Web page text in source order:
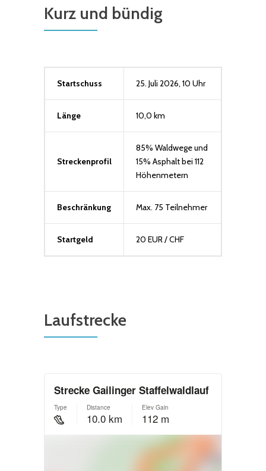
Kurz und bündig
Startschuss 25. Juli 2026, 10 Uhr
Länge 10,0 km
Streckenprofil
85% Waldwege und
15% Asphalt bei 112
Höhenmetern
Beschränkung Max. 75 Teilnehmer
Startgeld 20 EUR / CHF
Laufstrecke